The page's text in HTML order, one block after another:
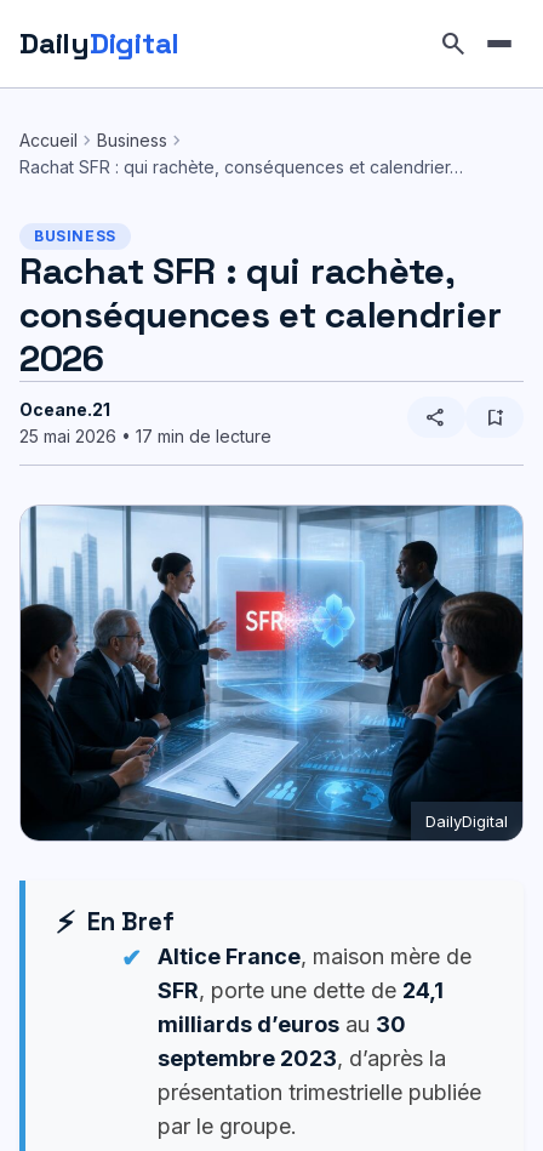
DailyDigital search
contenu
Accueil chevron_right Business chevron_right
Rachat SFR : qui rachète, conséquences et calendrier…
BUSINESS
Rachat SFR : qui rachète,
conséquences et calendrier
2026
Oceane.21
25 mai 2026 • 17 min de lecture
share bookmark_add
DailyDigital
En Bref
Altice France, maison mère de
SFR, porte une dette de 24,1
milliards d’euros au 30
septembre 2023, d’après la
présentation trimestrielle publiée
par le groupe.